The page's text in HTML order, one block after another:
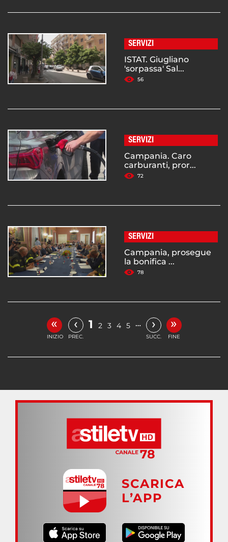
SERVIZI
ISTAT. Giugliano
'sorpassa' Sal...
56
SERVIZI
Campania. Caro
carburanti, pror...
72
SERVIZI
Campania, prosegue
la bonifica ...
78
«
INIZIO
‹
PREC.
1 2 3 4 5 … ›
SUCC.
»
FINE
SCARICA
L’APP